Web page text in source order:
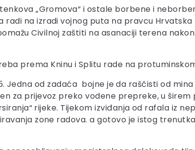
„Gromova“ i ostale borbene i
na izradi vojnog puta na pravcu Hrvatska
Civilnoj zaštiti na asanaciji terena
prema Kninu i Splitu rade na
Jedna od zadaća bojne je da raščisti od
za prijevoz preko vodene prepreke, u širem
rijeke. Tijekom izviđanja od rafala iz
zone radova. a gotovo je istog